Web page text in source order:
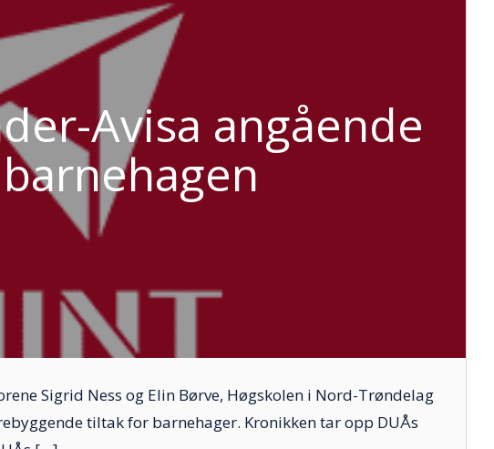
Avisa angående
Sigrid Ness og Elin Børve, Høgskolen i Nord-Trøndelag
tiltak for barnehager. Kronikken tar opp DUÅs